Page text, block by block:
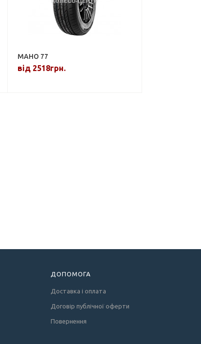
MAHO 77
від 2518грн.
ДОПОМОГА
Доставка і оплата
Договір публічної оферти
Повернення